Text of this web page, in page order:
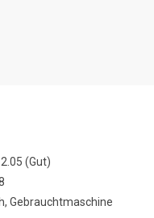
(Gut)
Gebrauchtmaschine